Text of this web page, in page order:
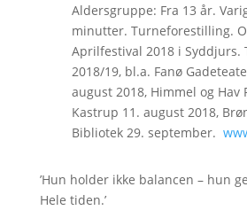
Aldersgruppe: Fra 13 år.
minutter. Turneforestilling.
Aprilfestival 2018 i Syddjurs.
2018/19, bl.a. Fanø
august 2018, Himmel og Hav
Kastrup 11. august 2018,
Bibliotek 29. september.
’Hun holder ikke balancen – hun
Hele tiden.’